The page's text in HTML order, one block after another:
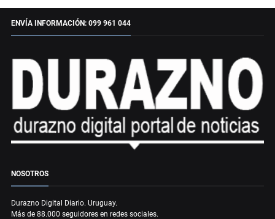
ENVÍA INFORMACIÓN: 099 961 044
NOSOTROS
Durazno Digital Diario. Uruguay.
Más de 88.000 seguidores en redes sociales.